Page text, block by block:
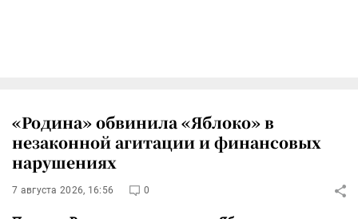
«Родина» обвинила «Яблоко» в
незаконной агитации и финансовых
нарушениях
7 августа 2026, 16:56 0